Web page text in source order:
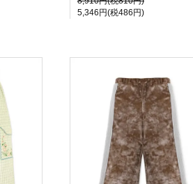
5,346円(税486円)